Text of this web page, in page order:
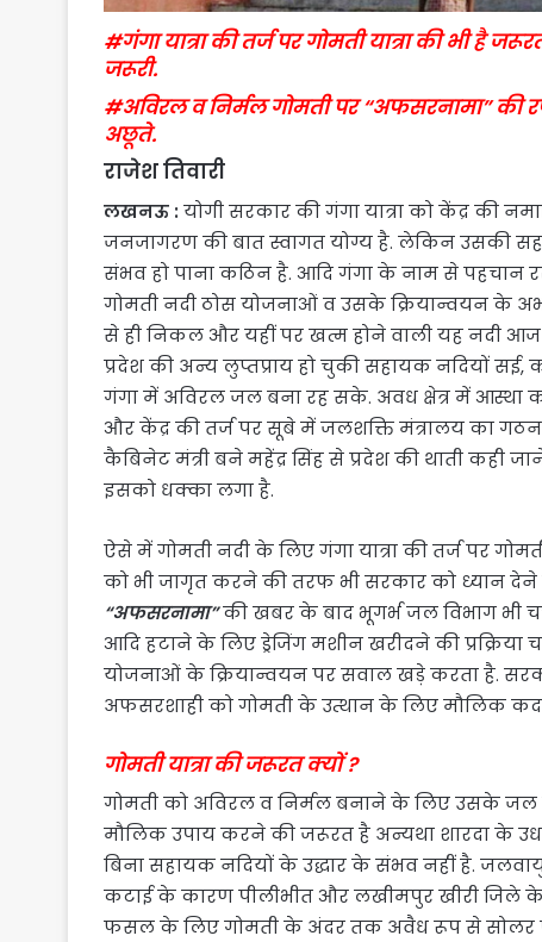
#गंगा यात्रा की तर्ज पर गोमती यात्रा की भी है
जरूरी.
#अविरल व निर्मल गोमती पर “अफसरनामा” की
अछूते.
राजेश तिवारी
लखनऊ : योगी सरकार की गंगा यात्रा को केंद्र की
जनजागरण की बात स्वागत योग्य है. लेकिन उसकी
संभव हो पाना कठिन है. आदि गंगा के नाम से पहचान
गोमती नदी ठोस योजनाओं व उसके क्रियान्वयन के
से ही निकल और यहीं पर खत्म होने वाली यह नदी
प्रदेश की अन्य लुप्तप्राय हो चुकी सहायक नदियों सई,
गंगा में अविरल जल बना रह सके. अवध क्षेत्र में आस्था
और केंद्र की तर्ज पर सूबे में जलशक्ति मंत्रालय का गठन
कैबिनेट मंत्री बने महेंद्र सिंह से प्रदेश की थाती कही
इसको धक्का लगा है.
ऐसे में गोमती नदी के लिए गंगा यात्रा की तर्ज पर
को भी जागृत करने की तरफ भी सरकार को ध्यान
“अफसरनामा”की खबर के बाद भूगर्भ जल विभाग भी
आदि हटाने के लिए ड्रेजिंग मशीन खरीदने की
योजनाओं के क्रियान्वयन पर सवाल खड़े करता है.
अफसरशाही को गोमती के उत्थान के लिए मौलिक
गोमती यात्रा की जरूरत क्यों ?
गोमती को अविरल व निर्मल बनाने के लिए उसके
मौलिक उपाय करने की जरूरत है अन्यथा शारदा के
बिना सहायक नदियों के उद्धार के संभव नहीं है.
कटाई के कारण पीलीभीत और लखीमपुर खीरी जिले
फसल के लिए गोमती के अंदर तक अवैध रूप से सोलर